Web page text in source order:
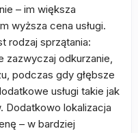
– im większa
wyższa cena usługi.
rodzaj sprzątania:
zazwyczaj odkurzanie,
podczas gdy głębsze
usługi takie jak
Dodatkowo lokalizacja
– w bardziej